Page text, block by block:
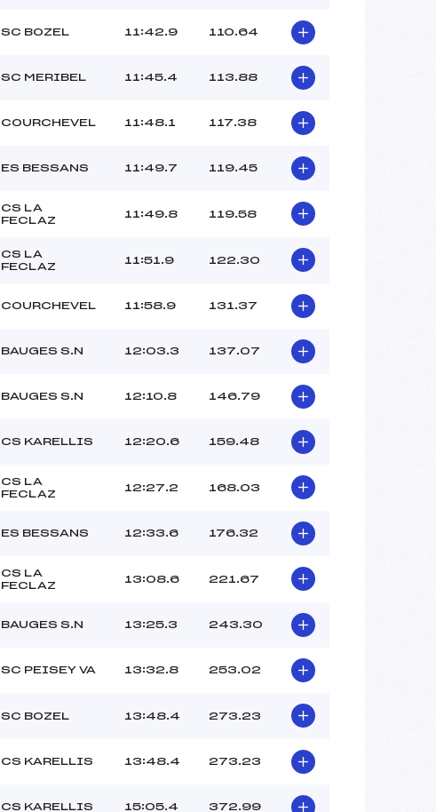
SC BOZEL 11:42.9 110.64
SC MERIBEL 11:45.4 113.88
COURCHEVEL 11:48.1 117.38
ES BESSANS 11:49.7 119.45
CS LA
FECLAZ
11:49.8 119.58
CS LA
FECLAZ
11:51.9 122.30
COURCHEVEL 11:58.9 131.37
BAUGES S.N 12:03.3 137.07
BAUGES S.N 12:10.8 146.79
CS KARELLIS 12:20.6 159.48
CS LA
FECLAZ
12:27.2 168.03
ES BESSANS 12:33.6 176.32
CS LA
FECLAZ
13:08.6 221.67
BAUGES S.N 13:25.3 243.30
SC PEISEY VA 13:32.8 253.02
SC BOZEL 13:48.4 273.23
CS KARELLIS 13:48.4 273.23
CS KARELLIS 15:05.4 372.99